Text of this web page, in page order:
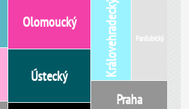
Olomoucký
Ústecký Královehradecký Pardubický
Praha